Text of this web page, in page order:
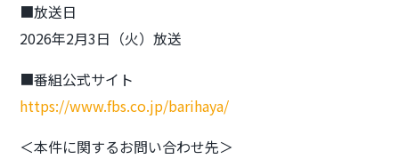
■放送日
2026年2月3日（火）放送
■番組公式サイト
https://www.fbs.co.jp/barihaya/
＜本件に関するお問い合わせ先＞